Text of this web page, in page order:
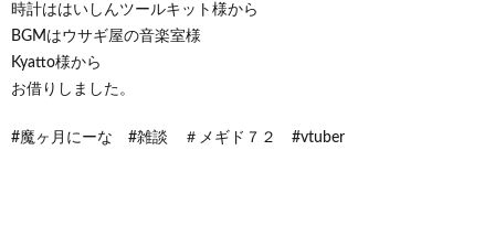
時計ははいしんツールキット様から
BGMはウサギ屋の音楽室様
Kyatto様から
お借りしました。
#魔ヶ月にーな #雑談 ＃メギド７２ #vtuber